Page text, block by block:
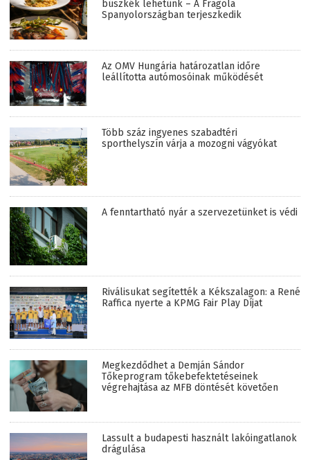
büszkék lehetünk – A Fragola
Spanyolországban terjeszkedik
Az OMV Hungária határozatlan időre
leállította autómosóinak működését
Több száz ingyenes szabadtéri
sporthelyszín várja a mozogni vágyókat
A fenntartható nyár a szervezetünket is védi
Riválisukat segítették a Kékszalagon: a René
Raffica nyerte a KPMG Fair Play Díjat
Megkezdődhet a Demján Sándor
Tőkeprogram tőkebefektetéseinek
végrehajtása az MFB döntését követően
Lassult a budapesti használt lakóingatlanok
drágulása